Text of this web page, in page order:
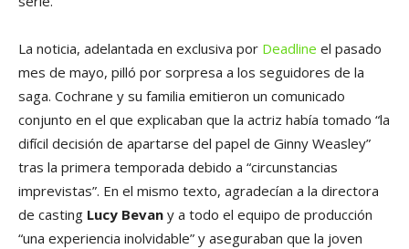
La noticia, adelantada en exclusiva por Deadline el pasado
mes de mayo, pilló por sorpresa a los seguidores de la
saga. Cochrane y su familia emitieron un comunicado
conjunto en el que explicaban que la actriz había tomado “la
difícil decisión de apartarse del papel de Ginny Weasley”
tras la primera temporada debido a “circunstancias
imprevistas”. En el mismo texto, agradecían a la directora
de casting Lucy Bevan y a todo el equipo de producción
“una experiencia inolvidable” y aseguraban que la joven